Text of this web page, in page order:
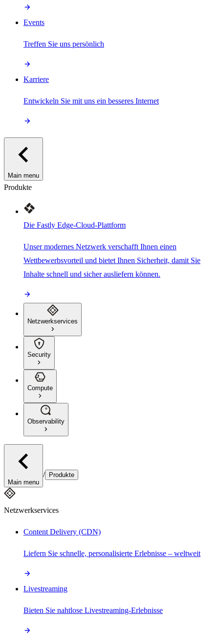
Events
Treffen Sie uns persönlich
Karriere
Entwickeln Sie mit uns ein besseres Internet
Main menu
Produkte
Die Fastly Edge-Cloud-Plattform
Unser modernes Netzwerk verschafft Ihnen einen
Wettbewerbsvorteil und bietet Ihnen Sicherheit, damit Sie
Inhalte schnell und sicher ausliefern können.
Netzwerkservices
Security
Compute
Observability
Main menu
/ Produkte
Netzwerkservices
Content Delivery (CDN)
Liefern Sie schnelle, personalisierte Erlebnisse – weltweit
Livestreaming
Bieten Sie nahtlose Livestreaming-Erlebnisse